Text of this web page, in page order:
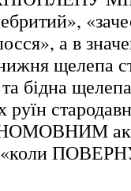
а в
щелепа
бідна
«коли